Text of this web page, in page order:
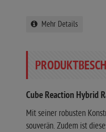
Mehr Details
Cube Reaction Hybrid
Mit seiner robusten
souverän. Zudem ist